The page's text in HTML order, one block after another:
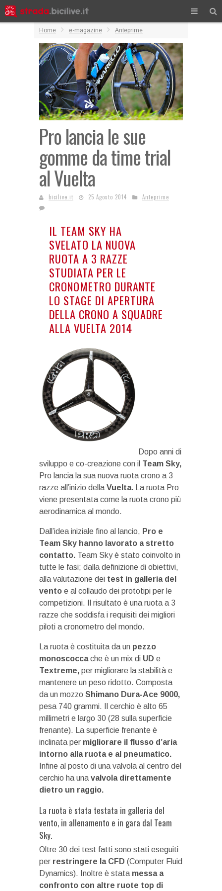
Home e-magazine Anteprime
Pro lancia le sue
gomme da time trial
al Vuelta
bicilive.it 25 Agosto 2014 Anteprime
IL TEAM SKY HA
SVELATO LA NUOVA
RUOTA A 3 RAZZE
STUDIATA PER LE
CRONOMETRO DURANTE
LO STAGE DI APERTURA
DELLA CRONO A SQUADRE
ALLA VUELTA 2014
Dopo anni di
sviluppo e co-creazione con il Team Sky,
Pro lancia la sua nuova ruota crono a 3
razze all’inizio della Vuelta. La ruota Pro
viene presentata come la ruota crono più
aerodinamica al mondo.
Dall’idea iniziale fino al lancio, Pro e
Team Sky hanno lavorato a stretto
contatto. Team Sky è stato coinvolto in
tutte le fasi; dalla definizione di obiettivi,
alla valutazione dei test in galleria del
vento e al collaudo dei prototipi per le
competizioni. Il risultato è una ruota a 3
razze che soddisfa i requisiti dei migliori
piloti a cronometro del mondo.
La ruota è costituita da un pezzo
monoscoccache è un mix di UD e
Textreme, per migliorare la stabilità e
mantenere un peso ridotto. Composta
da un mozzo Shimano Dura-Ace 9000,
pesa 740 grammi. Il cerchio è alto 65
millimetri e largo 30 (28 sulla superficie
frenante). La superficie frenante è
inclinata per migliorare il flusso d’aria
intorno alla ruota e al pneumatico.
Infine al posto di una valvola al centro del
cerchio ha una valvola direttamente
dietro un raggio.
La ruota è stata testata in galleria del
vento, in allenamento e in gara dal Team
Sky.
Oltre 30 dei test fatti sono stati eseguiti
per restringere la CFD (Computer Fluid
Dynamics). Inoltre è stata messa a
confronto con altre ruote top di